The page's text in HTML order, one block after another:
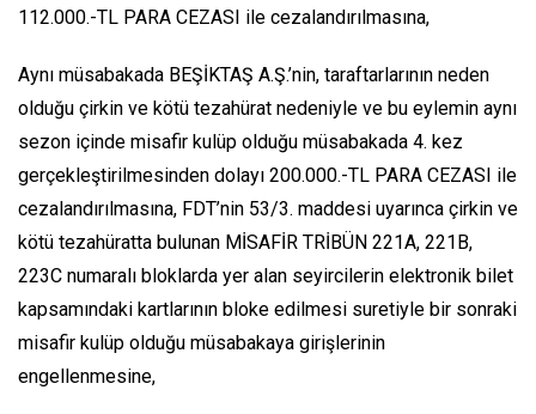
112.000.-TL PARA CEZASI ile cezalandırılmasına,
Aynı müsabakada BEŞİKTAŞ A.Ş.’nin, taraftarlarının neden
olduğu çirkin ve kötü tezahürat nedeniyle ve bu eylemin aynı
sezon içinde misafir kulüp olduğu müsabakada 4. kez
gerçekleştirilmesinden dolayı 200.000.-TL PARA CEZASI ile
cezalandırılmasına, FDT’nin 53/3. maddesi uyarınca çirkin ve
kötü tezahüratta bulunan MİSAFİR TRİBÜN 221A, 221B,
223C numaralı bloklarda yer alan seyircilerin elektronik bilet
kapsamındaki kartlarının bloke edilmesi suretiyle bir sonraki
misafir kulüp olduğu müsabakaya girişlerinin
engellenmesine,